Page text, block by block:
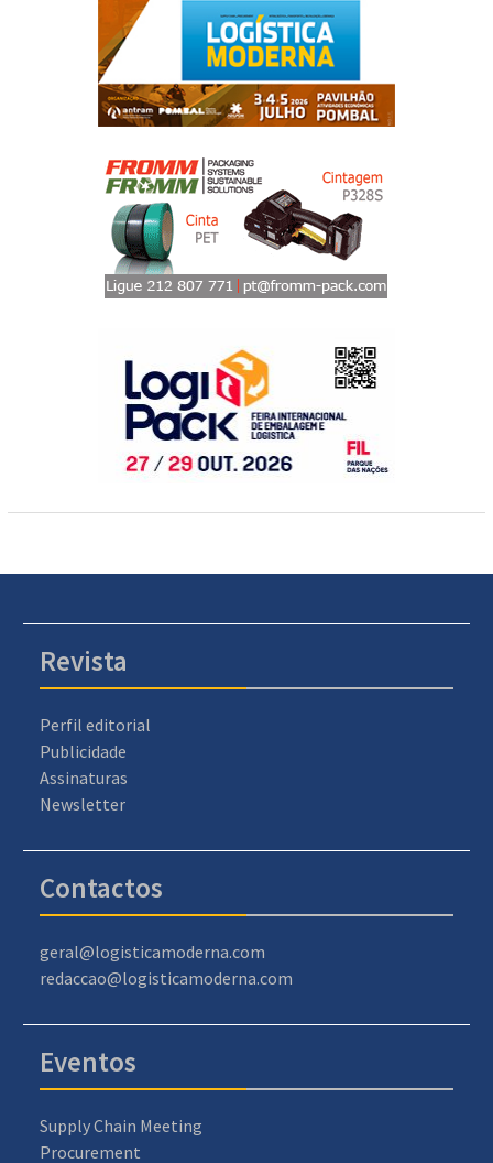
Revista
Perfil editorial
Publicidade
Assinaturas
Newsletter
Contactos
geral@logisticamoderna.com
redaccao@logisticamoderna.com
Eventos
Supply Chain Meeting
Procurement